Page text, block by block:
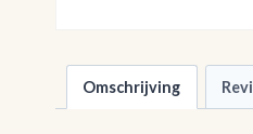
Omschrijving